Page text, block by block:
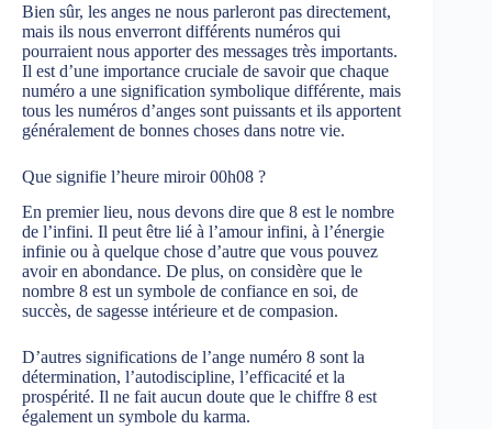
Bien sûr, les anges ne nous parleront pas directement,
mais ils nous enverront différents numéros qui
pourraient nous apporter des messages très importants.
Il est d’une importance cruciale de savoir que chaque
numéro a une signification symbolique différente, mais
tous les numéros d’anges sont puissants et ils apportent
généralement de bonnes choses dans notre vie.
Que signifie l’heure miroir 00h08 ?
En premier lieu, nous devons dire que 8 est le nombre
de l’infini. Il peut être lié à l’amour infini, à l’énergie
infinie ou à quelque chose d’autre que vous pouvez
avoir en abondance. De plus, on considère que le
nombre 8 est un symbole de confiance en soi, de
succès, de sagesse intérieure et de compasion.
D’autres significations de l’ange numéro 8 sont la
détermination, l’autodiscipline, l’efficacité et la
prospérité. Il ne fait aucun doute que le chiffre 8 est
également un symbole du karma.